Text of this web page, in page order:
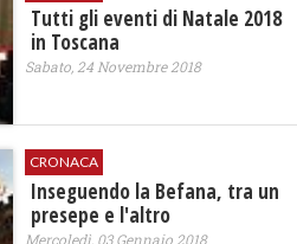
Tutti gli eventi di Natale 2018
in Toscana
Sabato, 24 Novembre 2018
CRONACA
Inseguendo la Befana, tra un
presepe e l'altro
Mercoledì, 03 Gennaio 2018